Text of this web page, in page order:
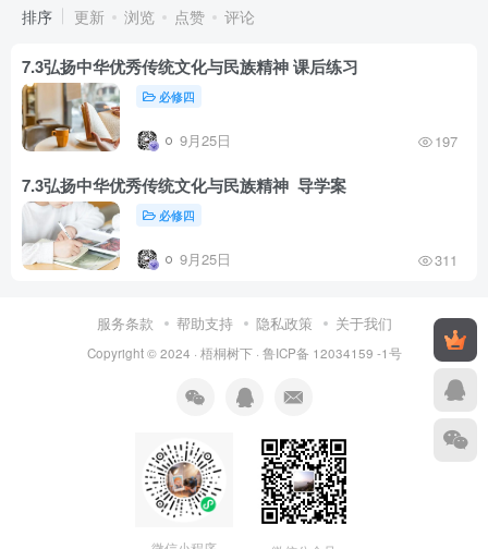
排序 更新 浏览 点赞 评论
7.3弘扬中华优秀传统文化与民族精神 课后练习
必修四
9月25日 197
7.3弘扬中华优秀传统文化与民族精神 导学案
必修四
9月25日 311
服务条款 帮助支持 隐私政策 关于我们
Copyright © 2024 · 梧桐树下· 鲁ICP备 12034159 -1号